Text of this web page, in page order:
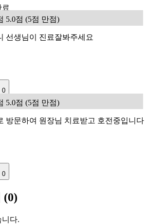
5.0점 (5점 만점)
선생님이 진료잘봐주세요
0
5.0점 (5점 만점)
방문하여 원장님 치료받고 호전중입니다
0
(0)
다.